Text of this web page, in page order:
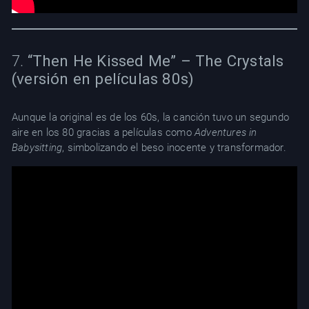
7. “Then He Kissed Me” – The Crystals
(versión en películas 80s)
Aunque la original es de los 60s, la canción tuvo un segundo
aire en los 80 gracias a películas comoAdventures in
Babysitting, simbolizando el beso inocente y transformador.